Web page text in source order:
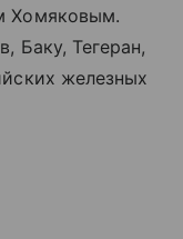
Хомяковым.
Баку, Тегеран,
железных